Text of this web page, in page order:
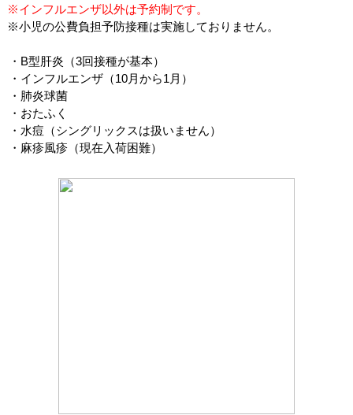
※インフルエンザ以外は予約制です。
※小児の公費負担予防接種は実施しておりません。
・B型肝炎（3回接種が基本）
・インフルエンザ（10月から1月）
・肺炎球菌
・おたふく
・水痘（シングリックスは扱いません）
・麻疹風疹（現在入荷困難）